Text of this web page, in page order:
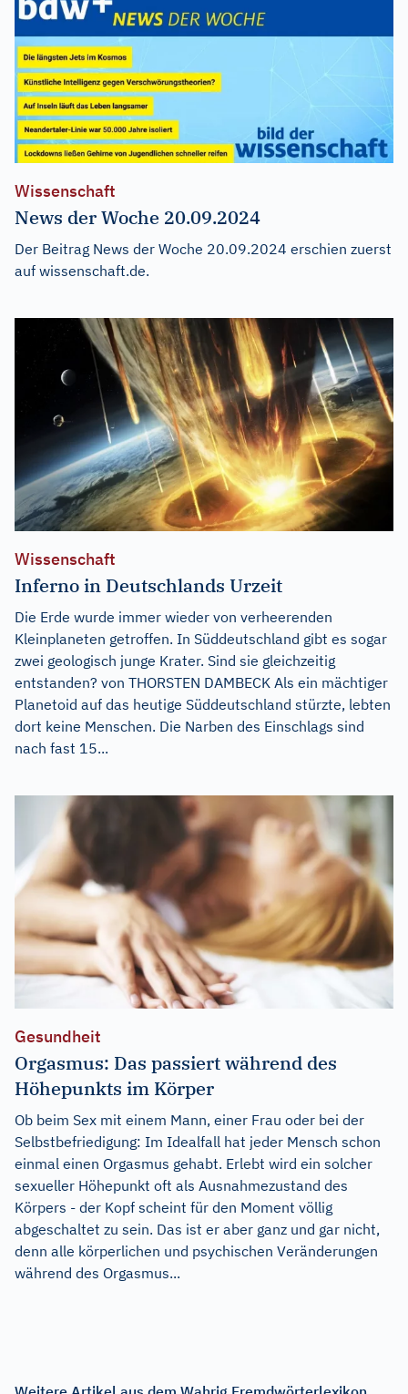
Wissenschaft
News der Woche 20.09.2024
Der Beitrag News der Woche 20.09.2024 erschien zuerst
auf wissenschaft.de.
Wissenschaft
Inferno in Deutschlands Urzeit
Die Erde wurde immer wieder von verheerenden
Kleinplaneten getroffen. In Süddeutschland gibt es sogar
zwei geologisch junge Krater. Sind sie gleichzeitig
entstanden? von THORSTEN DAMBECK Als ein mächtiger
Planetoid auf das heutige Süddeutschland stürzte, lebten
dort keine Menschen. Die Narben des Einschlags sind
nach fast 15...
Gesundheit
Orgasmus: Das passiert während des
Höhepunkts im Körper
Ob beim Sex mit einem Mann, einer Frau oder bei der
Selbstbefriedigung: Im Idealfall hat jeder Mensch schon
einmal einen Orgasmus gehabt. Erlebt wird ein solcher
sexueller Höhepunkt oft als Ausnahmezustand des
Körpers - der Kopf scheint für den Moment völlig
abgeschaltet zu sein. Das ist er aber ganz und gar nicht,
denn alle körperlichen und psychischen Veränderungen
während des Orgasmus...